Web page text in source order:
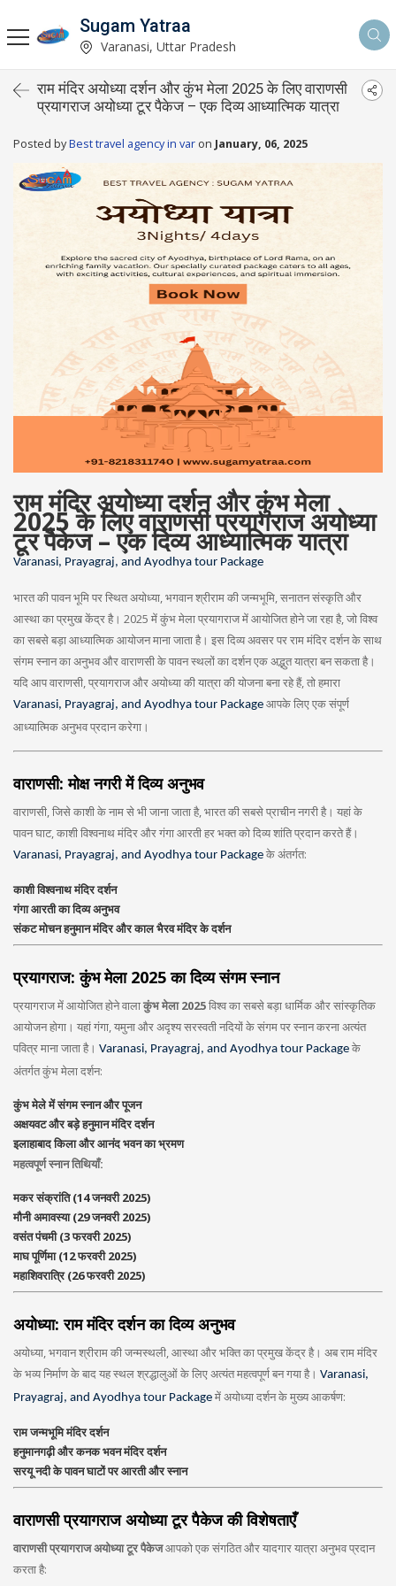
Sugam Yatraa
Varanasi, Uttar Pradesh
राम मंदिर अयोध्या दर्शन और कुंभ मेला 2025 के लिए वाराणसी
प्रयागराज अयोध्या टूर पैकेज – एक दिव्य आध्यात्मिक यात्रा
Posted byBest travel agency in var on January, 06, 2025
राम मंदिर अयोध्या दर्शन और कुंभ मेला
2025 के लिए वाराणसी प्रयागराज अयोध्या
टूर पैकेज – एक दिव्य आध्यात्मिक यात्रा
Varanasi, Prayagraj, and Ayodhya tour Package
भारत की पावन भूमि पर स्थित अयोध्या, भगवान श्रीराम की जन्मभूमि, सनातन संस्कृति और
आस्था का प्रमुख केंद्र है। 2025 में कुंभ मेला प्रयागराज में आयोजित होने जा रहा है, जो विश्व
का सबसे बड़ा आध्यात्मिक आयोजन माना जाता है। इस दिव्य अवसर पर राम मंदिर दर्शन के साथ
संगम स्नान का अनुभव और वाराणसी के पावन स्थलों का दर्शन एक अद्भुत यात्रा बन सकता है।
यदि आप वाराणसी, प्रयागराज और अयोध्या की यात्रा की योजना बना रहे हैं, तो हमारा
Varanasi, Prayagraj, and Ayodhya tour Package आपके लिए एक संपूर्ण
आध्यात्मिक अनुभव प्रदान करेगा।
वाराणसी: मोक्ष नगरी में दिव्य अनुभव
वाराणसी, जिसे काशी के नाम से भी जाना जाता है, भारत की सबसे प्राचीन नगरी है। यहां के
पावन घाट, काशी विश्वनाथ मंदिर और गंगा आरती हर भक्त को दिव्य शांति प्रदान करते हैं।
Varanasi, Prayagraj, and Ayodhya tour Package के अंतर्गत:
काशी विश्वनाथ मंदिर दर्शन
गंगा आरती का दिव्य अनुभव
संकट मोचन हनुमान मंदिर और काल भैरव मंदिर के दर्शन
प्रयागराज: कुंभ मेला 2025 का दिव्य संगम स्नान
प्रयागराज में आयोजित होने वालाकुंभ मेला 2025विश्व का सबसे बड़ा धार्मिक और सांस्कृतिक
आयोजन होगा। यहां गंगा, यमुना और अदृश्य सरस्वती नदियों के संगम पर स्नान करना अत्यंत
पवित्र माना जाता है। Varanasi, Prayagraj, and Ayodhya tour Package के
अंतर्गत कुंभ मेला दर्शन:
कुंभ मेले में संगम स्नान और पूजन
अक्षयवट और बड़े हनुमान मंदिर दर्शन
इलाहाबाद किला और आनंद भवन का भ्रमण
महत्वपूर्ण स्नान तिथियाँ:
मकर संक्रांति (14 जनवरी 2025)
मौनी अमावस्या (29 जनवरी 2025)
वसंत पंचमी (3 फरवरी 2025)
माघ पूर्णिमा (12 फरवरी 2025)
महाशिवरात्रि (26 फरवरी 2025)
अयोध्या: राम मंदिर दर्शन का दिव्य अनुभव
अयोध्या, भगवान श्रीराम की जन्मस्थली, आस्था और भक्ति का प्रमुख केंद्र है। अब राम मंदिर
के भव्य निर्माण के बाद यह स्थल श्रद्धालुओं के लिए अत्यंत महत्वपूर्ण बन गया है। Varanasi,
Prayagraj, and Ayodhya tour Package में अयोध्या दर्शन के मुख्य आकर्षण:
राम जन्मभूमि मंदिर दर्शन
हनुमानगढ़ी और कनक भवन मंदिर दर्शन
सरयू नदी के पावन घाटों पर आरती और स्नान
वाराणसी प्रयागराज अयोध्या टूर पैकेज की विशेषताएँ
वाराणसी प्रयागराज अयोध्या टूर पैकेजआपको एक संगठित और यादगार यात्रा अनुभव प्रदान
करता है: